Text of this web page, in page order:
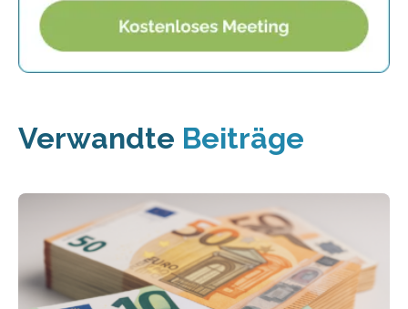
Verwandte Beiträge